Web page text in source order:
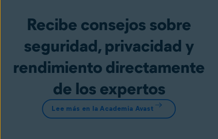
Recibe consejos sobre
seguridad, privacidad y
rendimiento directamente
de los expertos
Lee más en la Academia Avast